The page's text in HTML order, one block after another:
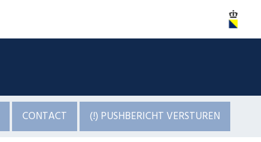
CONTACT (!) PUSHBERICHT VERSTUREN